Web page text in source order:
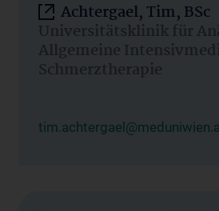
Achtergael, Tim, BSc
Universitätsklinik für
Allgemeine
Schmerztherapie